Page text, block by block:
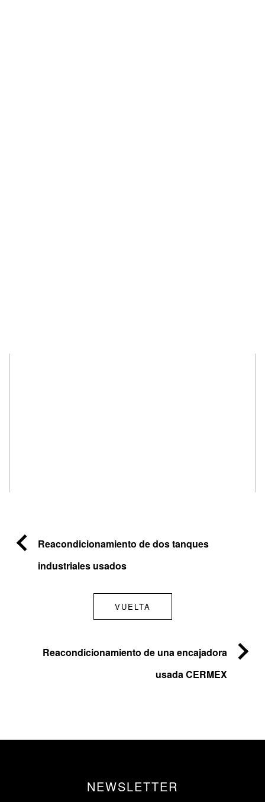
Reacondicionamiento de dos tanques
industriales usados
VUELTA
Reacondicionamiento de una encajadora
usada CERMEX
NEWSLETTER